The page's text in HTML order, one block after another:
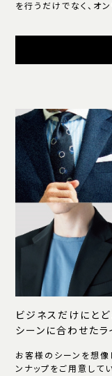
を行うだけでなく、オ
ビジネスだけにとど
シーンに合わせたラ
お客様のシーンを想像
ンナップをご用意して